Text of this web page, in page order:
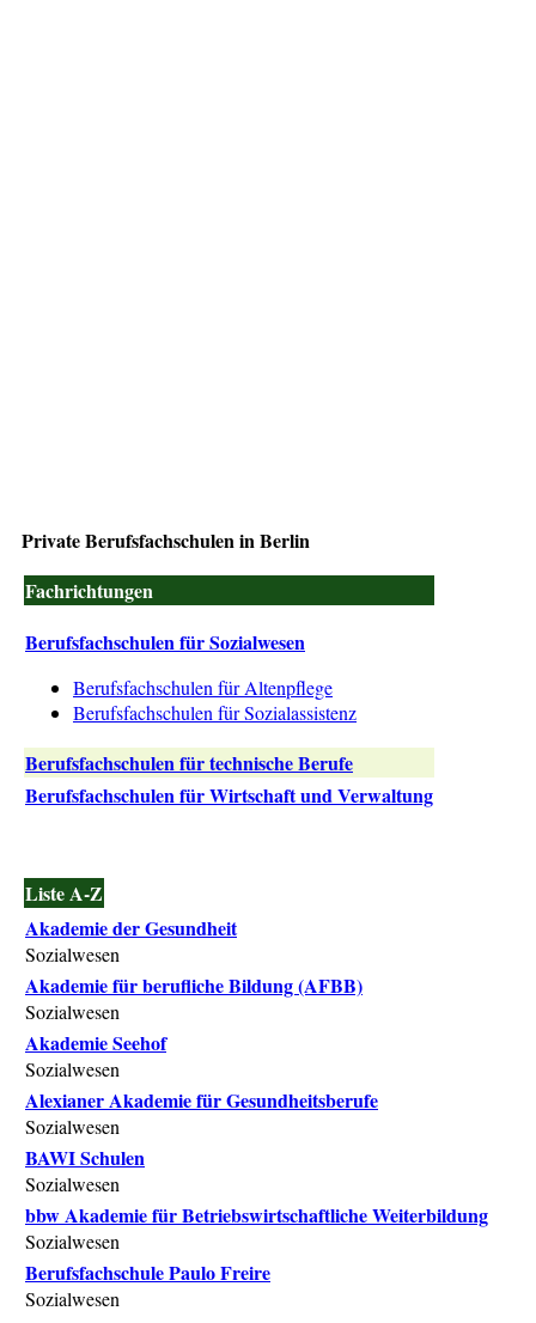
Private Berufsfachschulen in Berlin
Fachrichtungen
Berufsfachschulen für Sozialwesen
Berufsfachschulen für Altenpflege
Berufsfachschulen für Sozialassistenz
Berufsfachschulen für technische Berufe
Berufsfachschulen für Wirtschaft und Verwaltung
Liste A-Z
Akademie der Gesundheit
Sozialwesen
Akademie für berufliche Bildung (AFBB)
Sozialwesen
Akademie Seehof
Sozialwesen
Alexianer Akademie für Gesundheitsberufe
Sozialwesen
BAWI Schulen
Sozialwesen
bbw Akademie für Betriebswirtschaftliche Weiterbildung
Sozialwesen
Berufsfachschule Paulo Freire
Sozialwesen